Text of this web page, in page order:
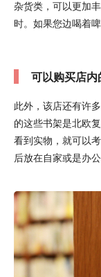
杂货类，可以更加
时。如果您边喝着
可以购买店内
此外，该店还有许
的这些书架是北欧
看到实物，就可以
后放在自家或是办公